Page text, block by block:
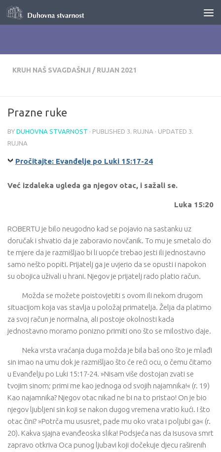
Skip to content
KRUH NAŠ SVAGDAŠNJI / RUJAN 2021
Prazne ruke
BY DUHOVNA STVARNOST · PUBLISHED 3. RUJNA · UPDATED 3.
RUJNA
Pročitajte: Evanđelje po Luki 15:17-24
Već izdaleka ugleda ga njegov otac, i sažali se.
Luka 15:20
ROBERTU je bilo neugodno kad se pojavio na sastanku uz
doručak i shvatio da je zaboravio novčanik. To mu je smetalo do
te mjere da je razmišljao bi li uopće trebao jesti ili jednostavno
samo nešto popiti. Prijatelj ga je uvjerio da se opusti i napokon
su obojica uživali u hrani. Njegov je prijatelj rado platio račun.
Možda se možete poistovjetiti s ovom ili nekom drugom
situacijom koja vas stavlja u položaj primatelja. Želja da platimo
za svoj račun je normalna, ali postoje okolnosti kada
jednostavno moramo ponizno primiti ono što se milostivo daje.
Neka vrsta vraćanja duga možda je bila baš ono što je mlađi
sin imao na umu dok je razmišljao što će reći ocu, o čemu čitamo
u Evanđelju po Luki 15:17-24. »Nisam više dostojan zvati se
tvojim sinom; primi me kao jednoga od svojih najamnika!« (r. 19)
Kao najamnika? Njegov otac nikad ne bi na to pristao! On je bio
njegov ljubljeni sin koji se nakon dugog vremena vratio kući. I što
otac čini? »Potrča mu ususret, pade mu oko vrata i poljubi ga« (r.
20). Kakva sjajna evanđeoska slika! Podsjeća nas da Isusova smrt
zapravo otkriva Oca punog ljubavi koji dočekuje djecu raširenih